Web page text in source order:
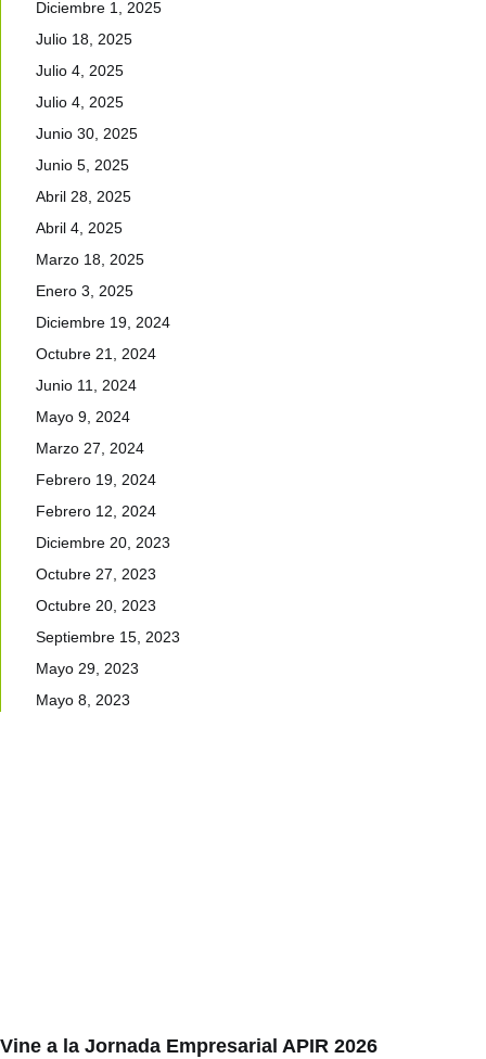
Diciembre 1, 2025
Julio 18, 2025
Julio 4, 2025
Julio 4, 2025
Junio 30, 2025
Junio 5, 2025
Abril 28, 2025
Abril 4, 2025
Marzo 18, 2025
Enero 3, 2025
Diciembre 19, 2024
Octubre 21, 2024
Junio 11, 2024
Mayo 9, 2024
Marzo 27, 2024
Febrero 19, 2024
Febrero 12, 2024
Diciembre 20, 2023
Octubre 27, 2023
Octubre 20, 2023
Septiembre 15, 2023
Mayo 29, 2023
Mayo 8, 2023
Vine a la Jornada Empresarial APIR 2026